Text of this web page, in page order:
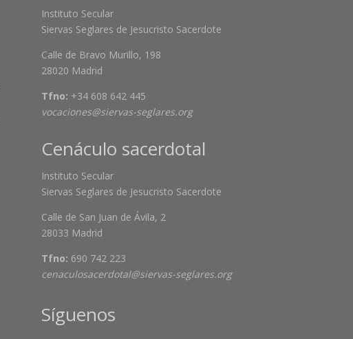
Instituto Secular
Siervas Seglares de Jesucristo Sacerdote
Calle de Bravo Murillo, 198
28020 Madrid
Tfno: +34 608 642 445
vocaciones@siervas-seglares.org
Cenáculo sacerdotal
Instituto Secular
Siervas Seglares de Jesucristo Sacerdote
Calle de San Juan de Ávila, 2
28033 Madrid
Tfno: 690 742 223
cenaculosacerdotal@siervas-seglares.org
Síguenos